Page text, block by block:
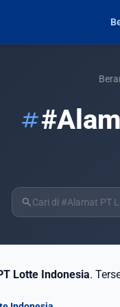
tag
search
Lotte Indonesia.